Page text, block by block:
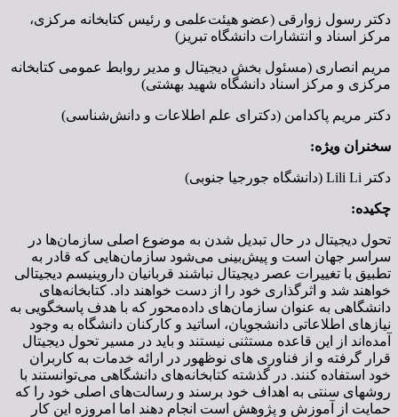
دکتر رسول زوارقی (عضو هیئت‌علمی و رئیس کتابخانه مرکزی،
مرکز اسناد و انتشارات دانشگاه تبریز)
مریم انصاری (مسئول بخش دیجیتال و مدیر روابط عمومی کتابخانه
مرکزی و مرکز اسناد دانشگاه شهید بهشتی)
دکتر مریم پاکدامن (دکترای علم اطلاعات و دانش‌شناسی)
سخنران ویژه:
دكتر Lili Li (دانشگاه جورجیا جنوبی)
چکیده:
تحول دیجیتال در حال تبدیل شدن به موضوع اصلی سازمان‌ها در
سراسر جهان است و پیش‌بینی می‌شود سازمان‌هایی که قادر به
تطبیق با تغییرات عصر دیجیتال نباشند قربانیان داروینیسم دیجیتالی
خواهند شد و اثرگذاری خود را از دست خواهند داد. کتابخانه‌های
دانشگاهی به عنوان سازمان‌های داده‌محور که با هدف پاسخگویی به
نیازهای اطلاعاتی دانشجویان، اساتید و کارکنان دانشگاه به وجود
آمده‌اند از این قاعده مستثنی نیستند و باید در مسیر تحول دیجیتال
قرار گرفته و از فناوری های نوظهور در ارائه خدمات به کاربران
خود استفاده کنند. در گذشته کتابخانه‌های دانشگاهی می‌توانستند با
روشهای سنتی به اهداف خود برسند و رسالت‌های اصلی خود را که
حمایت از آموزش و پژوهش است انجام دهند اما امروزه این کار